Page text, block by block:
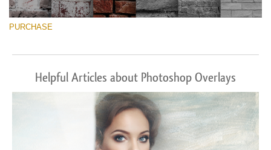
PURCHASE
Helpful Articles about Photoshop Overlays